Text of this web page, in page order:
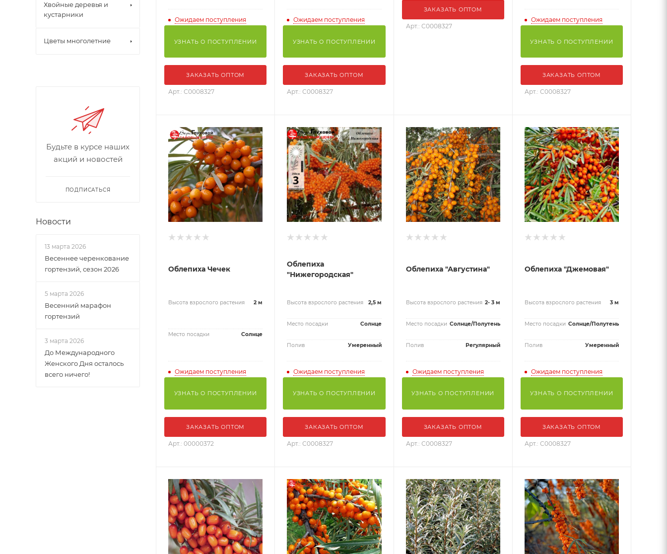
Ожидаем поступления
УЗНАТЬ О ПОСТУПЛЕНИИ
ЗАКАЗАТЬ ОПТОМ
Арт.: С0008327
Ожидаем поступления
УЗНАТЬ О ПОСТУПЛЕНИИ
ЗАКАЗАТЬ ОПТОМ
Арт.: С0008327
ЗАКАЗАТЬ ОПТОМ
Арт.: С0008327
Ожидаем поступления
УЗНАТЬ О ПОСТУПЛЕНИИ
ЗАКАЗАТЬ ОПТОМ
Арт.: С0008327
Облепиха Чечек
Высота взрослого растения 2 м
Место посадки Солнце
Ожидаем поступления
УЗНАТЬ О ПОСТУПЛЕНИИ
ЗАКАЗАТЬ ОПТОМ
Арт.: 00000372
Облепиха
"Нижегородская"
Высота взрослого растения 2,5 м
Место посадки Солнце
Полив Умеренный
Ожидаем поступления
УЗНАТЬ О ПОСТУПЛЕНИИ
ЗАКАЗАТЬ ОПТОМ
Арт.: С0008327
Облепиха "Августина"
Высота взрослого растения 2- 3 м
Место посадки Солнце/Полутень
Полив Регулярный
Ожидаем поступления
УЗНАТЬ О ПОСТУПЛЕНИИ
ЗАКАЗАТЬ ОПТОМ
Арт.: С0008327
Облепиха "Джемовая"
Высота взрослого растения 3 м
Место посадки Солнце/Полутень
Полив Умеренный
Ожидаем поступления
УЗНАТЬ О ПОСТУПЛЕНИИ
ЗАКАЗАТЬ ОПТОМ
Арт.: С0008327
Хвойные деревья и
кустарники
Цветы многолетние
Будьте в курсе наших
акций и новостей
ПОДПИСАТЬСЯ
Новости
13 марта 2026
Весеннее черенкование
гортензий, сезон 2026
5 марта 2026
Весенний марафон
гортензий
3 марта 2026
До Международного
Женского Дня осталось
всего ничего!